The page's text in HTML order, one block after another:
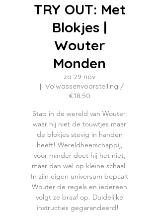
TRY OUT: Met
Blokjes |
Wouter
Monden
za 29 nov
  |
Volwassenvoorstelling /
€18,50
Stap in de wereld van Wouter,
waar hij niet de touwtjes maar
de blokjes stevig in handen
heeft! Wereldheerschappij,
voor minder doet hij het niet,
maar dan wel op kleine schaal.
In zijn eigen universum bepaalt
Wouter de regels en iedereen
volgt ze braaf op. Duidelijke
instructies gegarandeerd!